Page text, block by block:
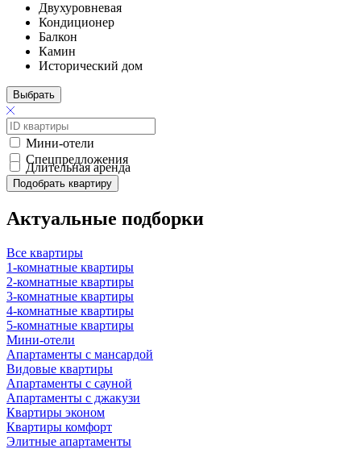
Двухуровневая
Кондиционер
Балкон
Камин
Исторический дом
Выбрать
Мини-отели
Спецпредложения
Длительная аренда
Подобрать квартиру
Актуальные подборки
Все квартиры
1-комнатные квартиры
2-комнатные квартиры
3-комнатные квартиры
4-комнатные квартиры
5-комнатные квартиры
Мини-отели
Апартаменты с мансардой
Видовые квартиры
Апартаменты с сауной
Апартаменты с джакузи
Квартиры эконом
Квартиры комфорт
Элитные апартаменты